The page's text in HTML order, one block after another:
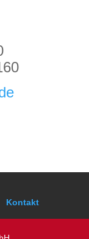
Kontakt